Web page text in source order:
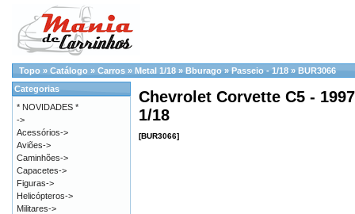
Topo » Catálogo » Carros » Metal 1/18 » Bburago » Passeio - 1/18 » BUR3066
Chevrolet Corvette C5 -
1/18
[BUR3066]
Categorias
* NOVIDADES *
->
Acessórios->
Aviões->
Caminhões->
Capacetes->
Figuras->
Helicópteros->
Militares->